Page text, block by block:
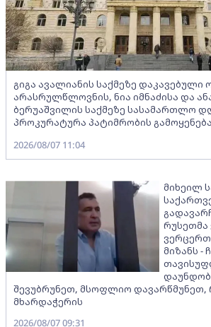
გიგა ავალიანის საქმეზე დაკავებული
არასრულწლოვნის, ნია იმნაძისა და
ბერუაშვილის საქმეზე სასამართლო
პროკურატურა პატიმრობის
2026/08/07 11:04
მიხეილ
რუსეთმა
მიზანს -
შევუბრუნეთ, მსოფლიო დავარწმუნეთ,
მხარდაჭერის
2026/08/07 09:31